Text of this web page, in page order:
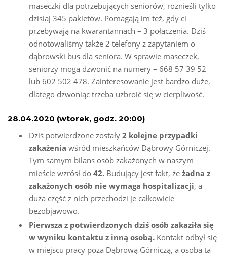
maseczki dla potrzebujących seniorów, roznieśli tylko
dzisiaj 345 pakietów. Pomagają im też, gdy ci
przebywają na kwarantannach – 3 połączenia. Dziś
odnotowaliśmy także 2 telefony z zapytaniem o
dąbrowski bus dla seniora. W sprawie maseczek,
seniorzy mogą dzwonić na numery – 668 57 39 52
lub 602 502 478. Zainteresowanie jest bardzo duże,
dlatego dzwoniąc trzeba uzbroić się w cierpliwość.
28.04.2020 (wtorek, godz. 20:00)
Dziś potwierdzone zostały 2 kolejne przypadki
zakażenia wśród mieszkańców Dąbrowy Górniczej.
Tym samym bilans osób zakażonych w naszym
mieście wzrósł do 42. Budujący jest fakt, że żadna z
zakażonych osób nie wymaga hospitalizacji, a
duża część z nich przechodzi je całkowicie
bezobjawowo.
Pierwsza z potwierdzonych dziś osób zakaziła się
w wyniku kontaktu z inną osobą. Kontakt odbył się
w miejscu pracy poza Dąbrową Górniczą, a osoba ta